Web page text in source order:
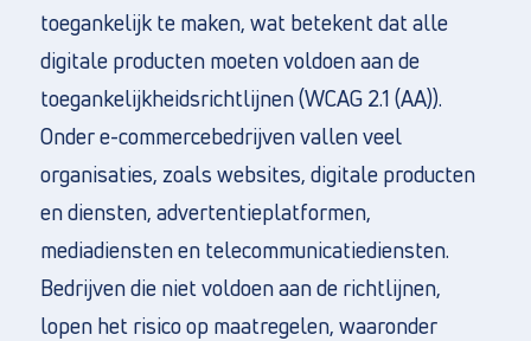
toegankelijk te maken, wat betekent dat alle
digitale producten moeten voldoen aan de
toegankelijkheidsrichtlijnen (WCAG 2.1 (AA)).
Onder e-commercebedrijven vallen veel
organisaties, zoals websites, digitale producten
en diensten, advertentieplatformen,
mediadiensten en telecommunicatiediensten.
Bedrijven die niet voldoen aan de richtlijnen,
lopen het risico op maatregelen, waaronder